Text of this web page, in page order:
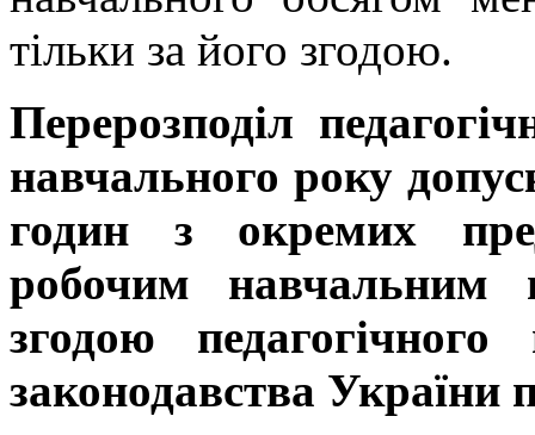
тільки за його згодою.
Перерозподіл
навчального року
годин з окремих
робочим навчальним
згодою
законодавства України